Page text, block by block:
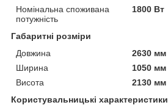
Номінальна споживана
потужність
1800 Вт
Габаритні розміри
Довжина
2630 мм
Ширина
1050 мм
Висота
2130 мм
Користувальницькі характеристики